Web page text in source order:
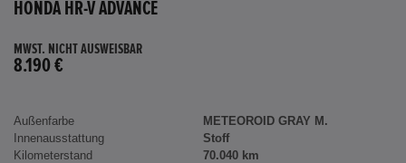
HONDA HR-V ADVANCE
MWST. NICHT AUSWEISBAR
8.190 €
Außenfarbe
METEOROID GRAY M.
Innenausstattung
Stoff
Kilometerstand
70.040 km